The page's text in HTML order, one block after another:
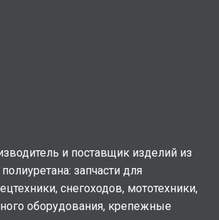
и поставщик изделий из
запчасти для
снегоходов, мототехники,
оборудования, крепежные